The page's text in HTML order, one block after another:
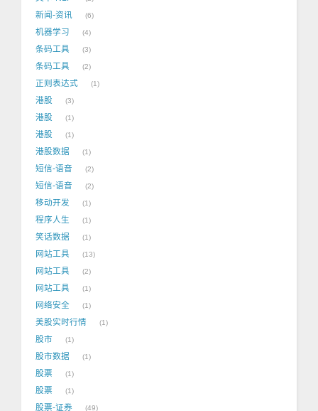
新闻-资讯 6
机器学习 4
条码工具 3
条码工具 2
正则表达式 1
港股 3
港股 1
港股 1
港股数据 1
短信-语音 2
短信-语音 2
移动开发 1
程序人生 1
笑话数据 1
网站工具 13
网站工具 2
网站工具 1
网络安全 1
美股实时行情 1
股市 1
股市数据 1
股票 1
股票 1
股票-证券 49